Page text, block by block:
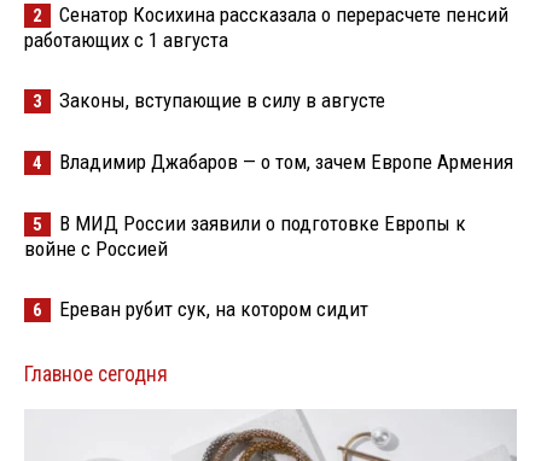
2
Сенатор Косихина рассказала о перерасчете пенсий
работающих с 1 августа
3 Законы, вступающие в силу в августе
4 Владимир Джабаров — о том, зачем Европе Армения
5
В МИД России заявили о подготовке Европы к
войне с Россией
6 Ереван рубит сук, на котором сидит
Главное сегодня